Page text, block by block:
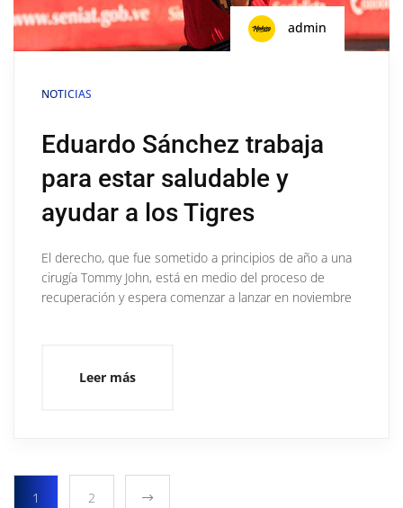
admin
NOTICIAS
Eduardo Sánchez trabaja
para estar saludable y
ayudar a los Tigres
El derecho, que fue sometido a principios de año a una
cirugía Tommy John, está en medio del proceso de
recuperación y espera comenzar a lanzar en noviembre
Leer más
1 2